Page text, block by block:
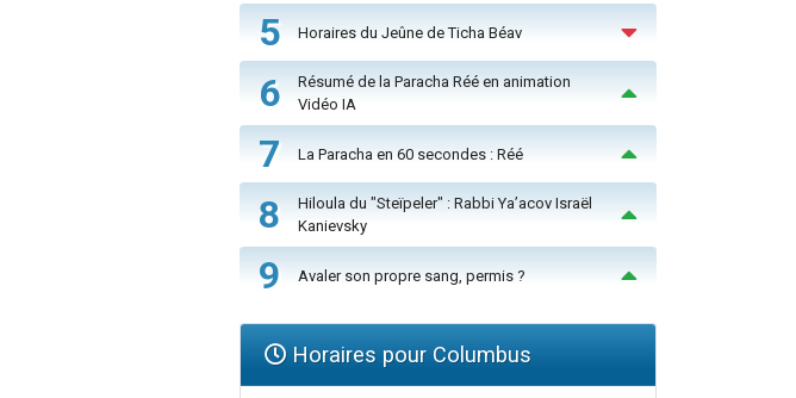
5 Horaires du Jeûne de Ticha Béav
6
Résumé de la Paracha Réé en animation
Vidéo IA
7 La Paracha en 60 secondes : Réé
8
Hiloula du "Steïpeler" : Rabbi Ya’acov Israël
Kanievsky
9 Avaler son propre sang, permis ?
Horaires pour Columbus